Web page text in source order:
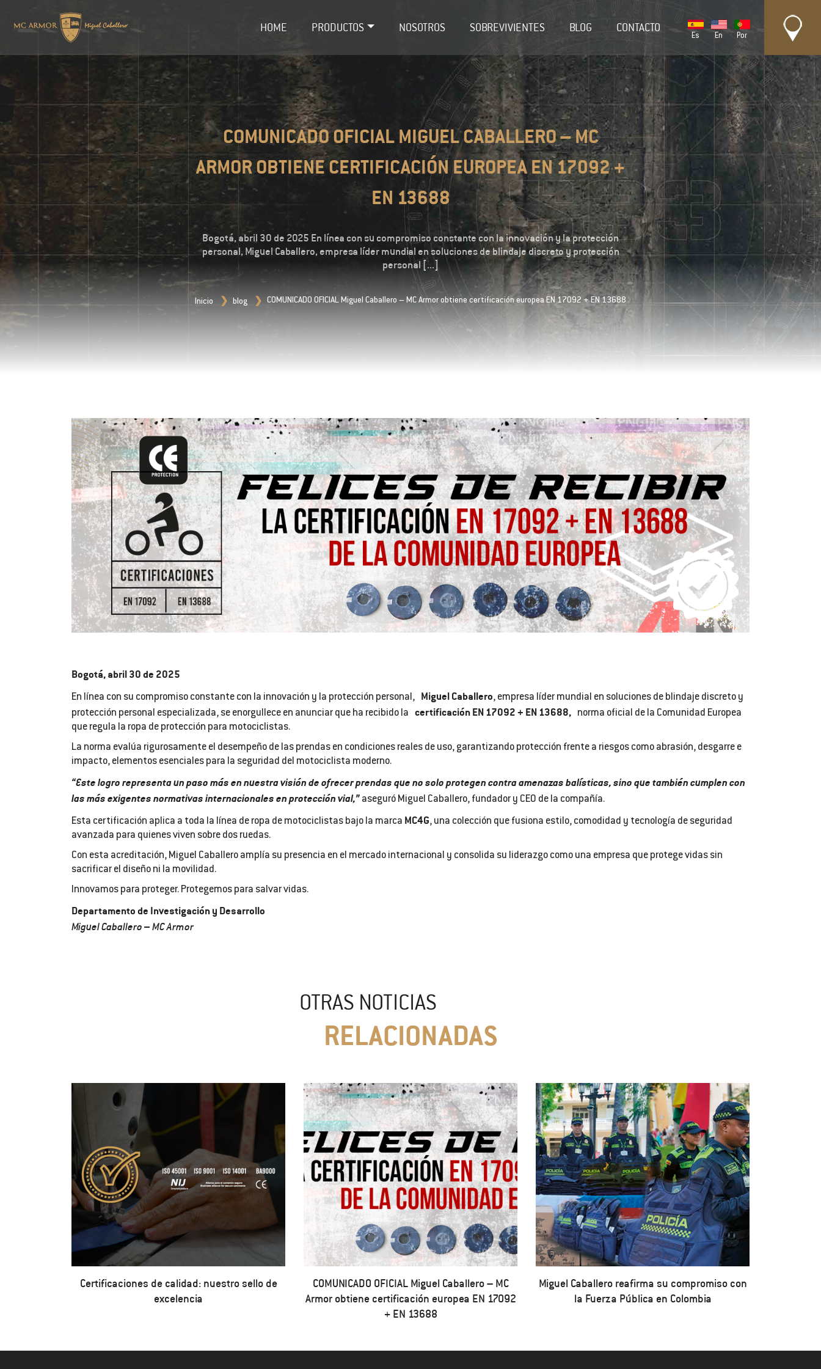
HOME PRODUCTOS NOSOTROS SOBREVIVIENTES BLOG CONTACTO
Es En Por
COMUNICADO OFICIAL MIGUEL CABALLERO – MC
ARMOR OBTIENE CERTIFICACIÓN EUROPEA EN 17092 +
EN 13688
Bogotá, abril 30 de 2025 En línea con su compromiso constante con la innovación y la protección
personal, Miguel Caballero, empresa líder mundial en soluciones de blindaje discreto y protección
personal [...]
Inicio blog COMUNICADO OFICIAL Miguel Caballero – MC Armor obtiene certificación europea EN 17092 + EN 13688
Bogotá, abril 30 de 2025
En línea con su compromiso constante con la innovación y la protección personal, Miguel Caballero, empresa líder mundial en soluciones de blindaje discreto y
protección personal especializada, se enorgullece en anunciar que ha recibido la certificación EN 17092 + EN 13688, norma oficial de la Comunidad Europea
que regula la ropa de protección para motociclistas.
La norma evalúa rigurosamente el desempeño de las prendas en condiciones reales de uso, garantizando protección frente a riesgos como abrasión, desgarre e
impacto, elementos esenciales para la seguridad del motociclista moderno.
“Este logro representa un paso más en nuestra visión de ofrecer prendas que no solo protegen contra amenazas balísticas, sino que también cumplen con
las más exigentes normativas internacionales en protección vial,” aseguró Miguel Caballero, fundador y CEO de la compañía.
Esta certificación aplica a toda la línea de ropa de motociclistas bajo la marca MC4G, una colección que fusiona estilo, comodidad y tecnología de seguridad
avanzada para quienes viven sobre dos ruedas.
Con esta acreditación, Miguel Caballero amplía su presencia en el mercado internacional y consolida su liderazgo como una empresa que protege vidas sin
sacrificar el diseño ni la movilidad.
Innovamos para proteger. Protegemos para salvar vidas.
Departamento de Investigación y Desarrollo
Miguel Caballero – MC Armor
OTRAS NOTICIAS
RELACIONADAS
Certificaciones de calidad: nuestro sello de
excelencia
COMUNICADO OFICIAL Miguel Caballero – MC
Armor obtiene certificación europea EN 17092
+ EN 13688
Miguel Caballero reafirma su compromiso con
la Fuerza Pública en Colombia